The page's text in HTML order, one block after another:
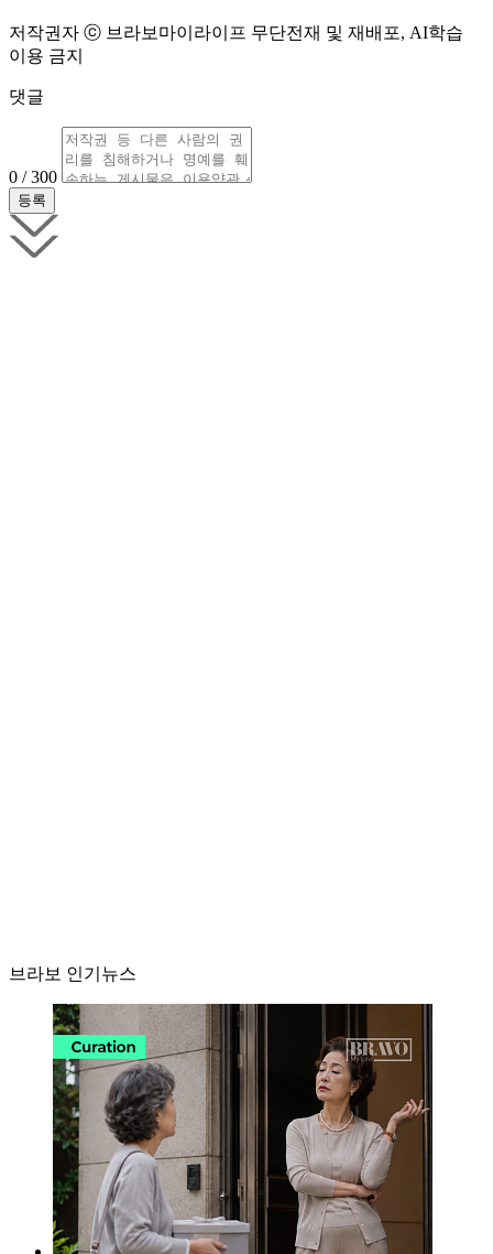
저작권자 ⓒ 브라보마이라이프 무단전재 및 재배포, AI학습
이용 금지
댓글
0 / 300
브라보 인기뉴스